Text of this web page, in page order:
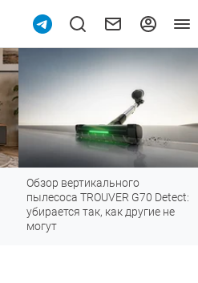
Обзор вертикального
пылесоса TROUVER G70 Detect:
убирается так, как другие не
могут